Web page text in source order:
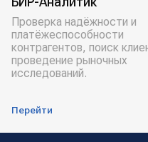
Проверка надёжности и
платёжеспособности
контрагентов, поиск
проведение рыночных
исследований.
Перейти